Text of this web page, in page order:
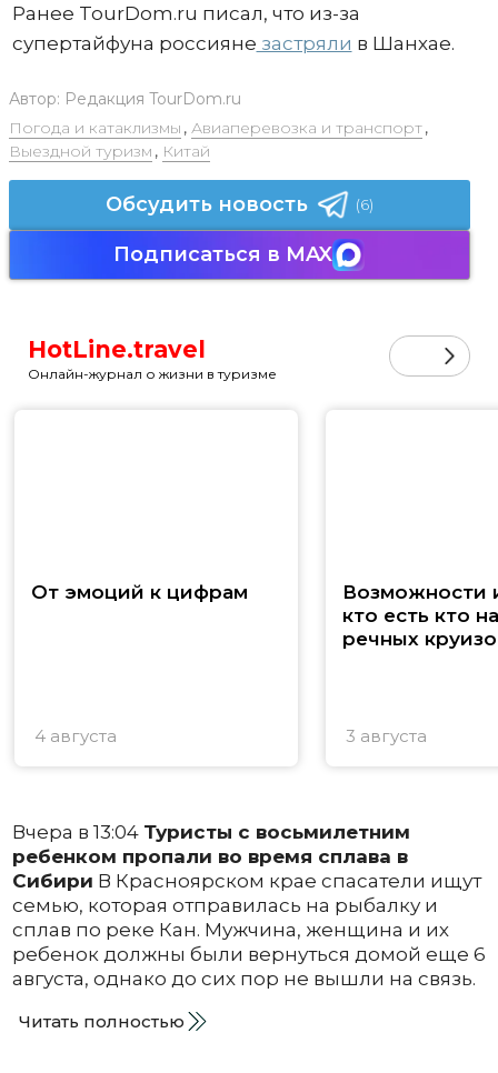
Ранее TourDom.ru писал, что из-за
супертайфуна россияне застряли в Шанхае.
Автор: Редакция TourDom.ru
Погода и катаклизмы , Авиаперевозка и транспорт,
Выездной туризм , Китай
Обсудить новость (6)
Подписаться в MAX
HotLine.travel
Онлайн-журнал о жизни в туризме
От эмоций к цифрам
4 августа
Возможности
кто есть кто
речных
3 августа
Вчера в 13:04 Туристы с восьмилетним
ребенком пропали во время сплава в
Сибири В Красноярском крае спасатели ищут
семью, которая отправилась на рыбалку и
сплав по реке Кан. Мужчина, женщина и их
ребенок должны были вернуться домой еще 6
августа, однако до сих пор не вышли на связь.
Читать полностью